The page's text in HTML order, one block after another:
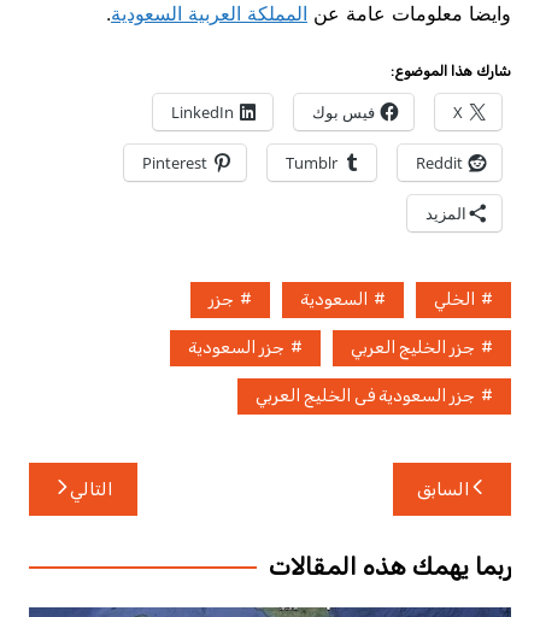
وايضا معلومات عامة عن المملكة العربية السعودية.
شارك هذا الموضوع:
X فيس بوك LinkedIn
Reddit
Tumblr
Pinterest
المزيد
الخلي السعودية جزر
جزر الخليج العربي جزر السعودية
جزر السعودية فى الخليج العربي
تصفّح
المقالات
السابق التالي
ربما يهمك هذه المقالات